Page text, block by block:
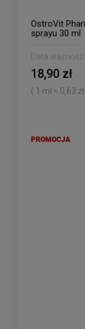
OstroVit
sprayu 30 ml
Data
18,90 zł
( 1 ml = 0,63
PROMOCJA